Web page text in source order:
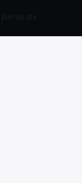
plan du site